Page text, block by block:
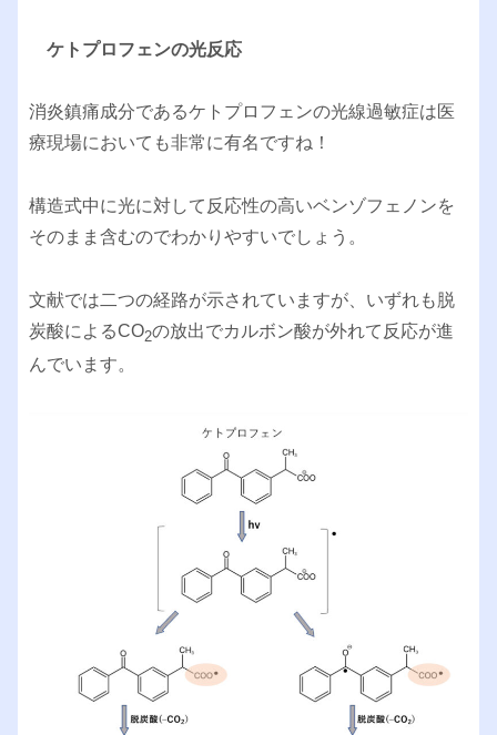
ケトプロフェンの光反応
消炎鎮痛成分であるケトプロフェンの光線過敏症は医
療現場においても非常に有名ですね！
構造式中に光に対して反応性の高いベンゾフェノンを
そのまま含むのでわかりやすいでしょう。
文献では二つの経路が示されていますが、いずれも脱
炭酸によるCO2の放出でカルボン酸が外れて反応が進
んでいます。